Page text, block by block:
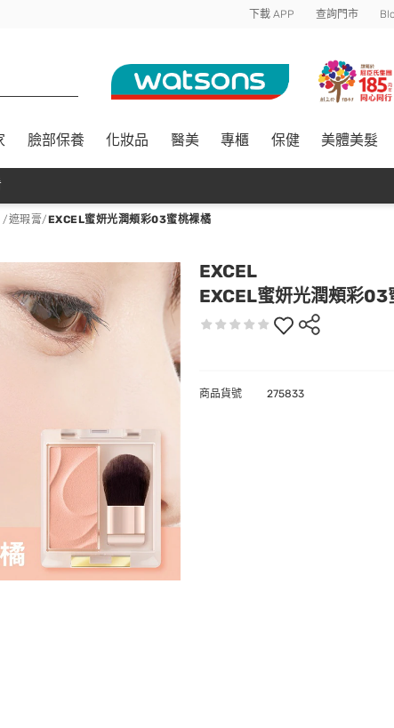
下載 APP 查詢門市
臉部保養 化妝品 醫美 專櫃 保健 美體美髮
/遮瑕膏/EXCEL蜜妍光潤頰彩03蜜桃裸橘
EXCEL
EXCEL蜜妍光潤頰彩03
商品貨號 275833